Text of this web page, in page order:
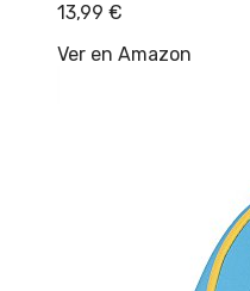
13,99 €
Ver en Amazon